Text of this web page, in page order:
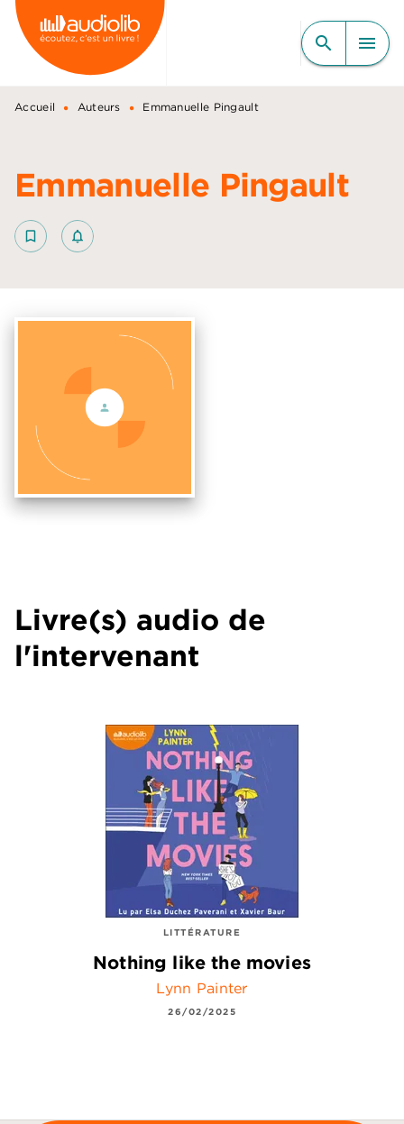
MENU RECHERCHE
CONTENU
PIED DE PAGE
search menu
Accueil • Auteurs • Emmanuelle Pingault
Emmanuelle Pingault
bookmark_border notifications_none_outlined
Livre(s) audio de
l'intervenant
LITTÉRATURE
Nothing like the movies
Lynn Painter
26/02/2025